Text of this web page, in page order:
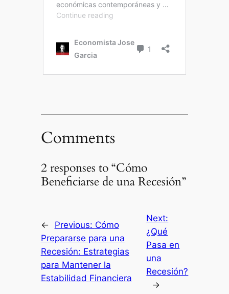
Comments
2 responses to “Cómo
Beneficiarse de una Recesión”
← Previous: Cómo
Prepararse para una
Recesión: Estrategias
para Mantener la
Estabilidad Financiera
Next:
¿Qué
Pasa en
una
Recesión?
→